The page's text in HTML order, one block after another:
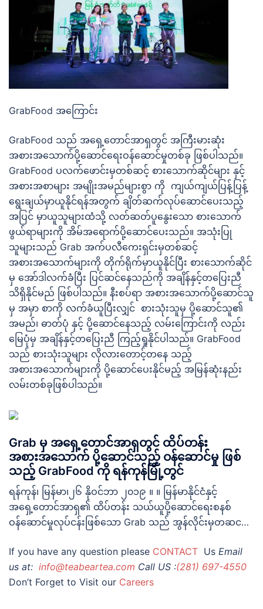
GrabFood အကြောင်း
GrabFood သည် အရှေ့တောင်အာရှတွင် အကြီးမားဆုံး
အစားအသောက်ပို့ဆောင်ရေးဝန်ဆောင်မှုတစ်ခု ဖြစ်ပါသည်။
GrabFood ပလက်ဖောင်းမှတစ်ဆင့် စားသောက်ဆိုင်များ နှင့်
အစားအစာများ အမျိုးအမည်များစွာ ကို ကျယ်ကျယ်ပြန့်ပြန့်
ရွေးချယ်မှာယူနိုင်ရန်အတွက် ချိတ်ဆက်လုပ်ဆောင်ပေးသည့်
အပြင် မှာယူသူများထံသို့ လတ်ဆတ်ပူနွေးသော စားသောက်
ဖွယ်ရာများကို အိမ်အရောက်ပို့ဆောင်ပေးသည်။ အသုံးပြု
သူများသည် Grab အက်ပလီကေးရှင်းမှတစ်ဆင့်
အစားအသောက်များကို တိုက်ရိုက်မှာယူနိုင်ပြီး စားသောက်ဆိုင်
မှ အော်ဒါလက်ခံပြီး ပြင်ဆင်နေသည်ကို အချိန်နှင့်တပြေးညီ
သိရှိနိုင်မည် ဖြစ်ပါသည်။ နီးစပ်ရာ အစားအသောက်ပို့ဆောင်သူ
မှ အမှာ စာကို လက်ခံယူပြီးလျှင် စားသုံးသူမှ ပို့ဆောင်သူ၏
အမည်၊ ဓာတ်ပုံ နှင့် ပို့ဆောင်နေသည့် လမ်းကြောင်းကို လည်း
မြေပုံမှ အချိန်နှင့်တပြေးညီ ကြည့်ရှုနိုင်ပါသည်။ GrabFood
သည် စားသုံးသူများ လိုလားတောင့်တနေ သည့်
အစားအသောက်များကို ပို့ဆောင်ပေးနိုင်မည့် အမြန်ဆုံးနည်း
လမ်းတစ်ခုဖြစ်ပါသည်။
Grab မှ အရှေ့တောင်အာရှတွင် ထိပ်တန်း
အစားအသောက် ပို့ဆောင်သည့် ဝန်ဆောင်မှု ဖြစ်
သည့် GrabFood ကို ရန်ကုန်မြို့တွင်
ရန်ကုန်၊ မြန်မာ၊၂၆ နိုဝင်ဘာ ၂၀၁၉ ။ ။ မြန်မာနိုင်ငံနှင့်
အရှေ့တောင်အာရှ၏ ထိပ်တန်း သယ်ယူပို့ဆောင်ရေးစနစ်
ဝန်ဆောင်မှုလုပ်ငန်းဖြစ်သော Grab သည် အွန်လိုင်းမှတဆင…
If you have any question please CONTACT Us Email
us at: info@teabeartea.com Call US :(281) 697-4550
Don’t Forget to Visit our Careers